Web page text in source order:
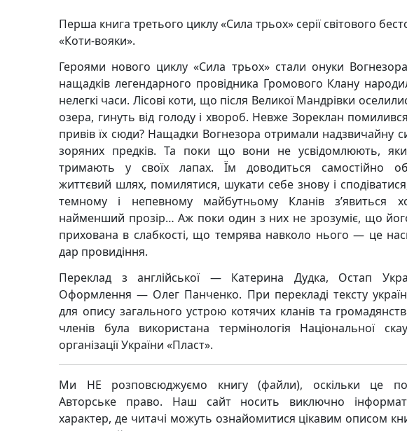
Перша книга третього циклу «Сила трьох» серії світового
«Коти-вояки».
Героями нового циклу «Сила трьох» стали онуки
нащадків легендарного провідника Громового Клану
нелегкі часи. Лісові коти, що після Великої Мандрівки
озера, гинуть від голоду і хвороб. Невже Зореклан
привів їх сюди? Нащадки Вогнезора отримали надзвичайну
зоряних предків. Та поки що вони не усвідомлюють,
тримають у своїх лапах. Їм доводиться самостійно
життєвий шлях, помилятися, шукати себе знову і
темному і непевному майбутньому Кланів з’явиться
найменший прозір… Аж поки один з них не зрозуміє, що
прихована в слабкості, що темрява навколо нього — це
дар провидіння.
Переклад з англійської — Катерина Дудка, Остап
Оформлення — Олег Панченко. При перекладі тексту
для опису загального устрою котячих кланів та
членів була використана термінологія Національної
організації України «Пласт».
Ми НЕ розповсюджуємо книгу (файли), оскільки це
Авторське право. Наш сайт носить виключно
характер, де читачі можуть ознайомитися цікавим описом